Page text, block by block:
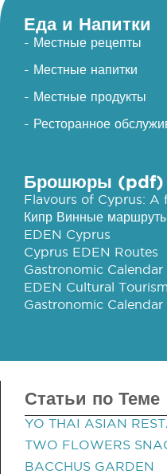
Еда и Напитки
- Местные рецепты
- Местные напитки
- Местные продукты
- Ресторанное
Брошюры (pdf)
Flavours of Cyprus:
Кипр Винные
EDEN Cyprus
Cyprus EDEN Routes
Gastronomic Calendar
EDEN Cultural
Gastronomic Calendar
Статьи по Теме
YO THAI ASIAN
TWO FLOWERS
BACCHUS GARDEN